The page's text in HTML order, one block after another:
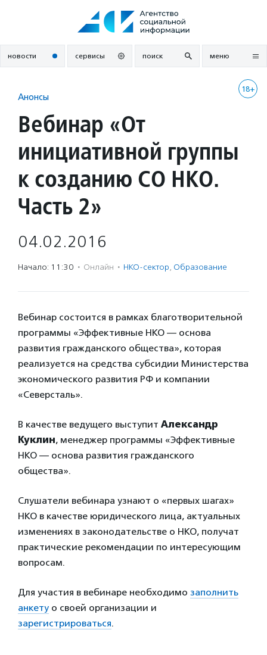
новости сервисы поиск меню
18+
Анонсы
Вебинар «От
инициативной группы
к созданию СО НКО.
Часть 2»
04.02.2016
Начало: 11:30 · Онлайн · НКО-сектор, Образование
Вебинар состоится в рамках благотворительной
программы «Эффективные НКО — основа
развития гражданского общества», которая
реализуется на средства субсидии Министерства
экономического развития РФ и компании
«Северсталь».
В качестве ведущего выступит Александр
Куклин, менеджер программы «Эффективные
НКО — основа развития гражданского
общества».
Слушатели вебинара узнают о «первых шагах»
НКО в качестве юридического лица, актуальных
изменениях в законодательстве о НКО, получат
практические рекомендации по интересующим
вопросам.
Для участия в вебинаре необходимо заполнить
анкету о своей организации и
зарегистрироваться.